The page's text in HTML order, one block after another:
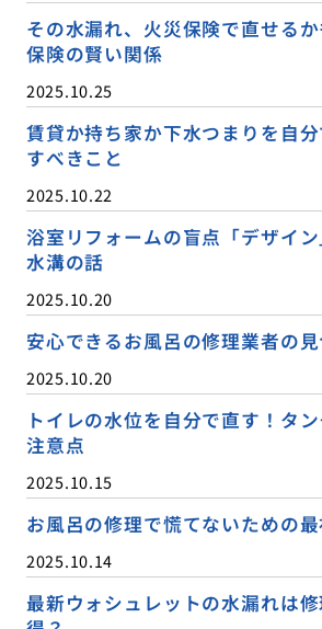
その水漏れ、火災保険で直せる
保険の賢い関係
2025.10.25
賃貸か持ち家か下水つまりを自
すべきこと
2025.10.22
浴室リフォームの盲点「デザイ
水溝の話
2025.10.20
安心できるお風呂の修理業者の
2025.10.20
トイレの水位を自分で直す！タ
注意点
2025.10.15
お風呂の修理で慌てないための
2025.10.14
最新ウォシュレットの水漏れは